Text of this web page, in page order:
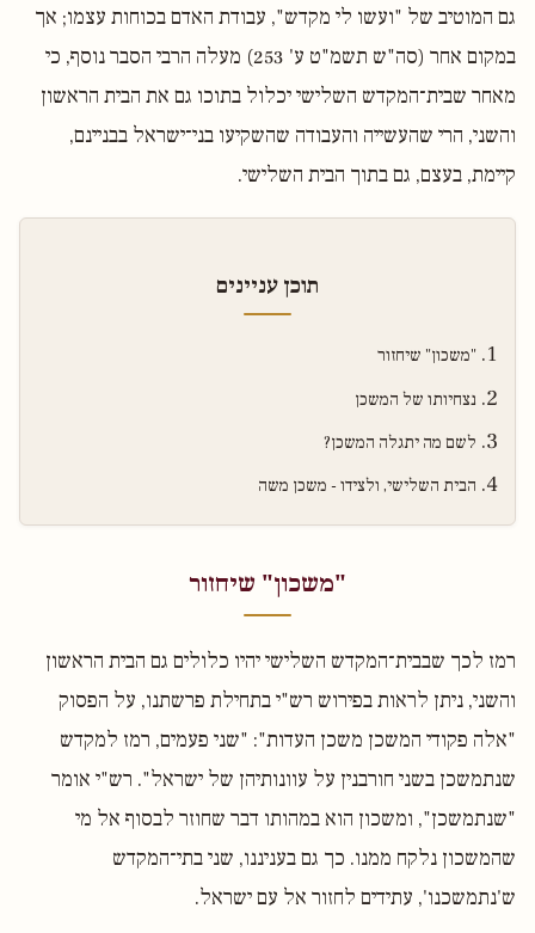
גם המוטיב של "ועשו לי מקדש", עבודת האדם בכוחות עצמו; אך
במקום אחר (סה"ש תשמ"ט ע' 253) מעלה הרבי הסבר נוסף, כי
מאחר שבית־המקדש השלישי יכלול בתוכו גם את הבית הראשון
והשני, הרי שהעשייה והעבודה שהשקיעו בני־ישראל בבניינם,
קיימת, בעצם, גם בתוך הבית השלישי.
תוכן עניינים
"משכון" שיחזור
נצחיותו של המשכן
לשם מה יתגלה המשכן?
הבית השלישי, ולצידו - משכן משה
"משכון" שיחזור
רמז לכך שבבית־המקדש השלישי יהיו כלולים גם הבית הראשון
והשני, ניתן לראות בפירוש רש"י בתחילת פרשתנו, על הפסוק
"אלה פקודי המשכן משכן העדות": "שני פעמים, רמז למקדש
שנתמשכן בשני חורבנין על עוונותיהן של ישראל". רש"י אומר
"שנתמשכן", ומשכון הוא במהותו דבר שחוזר לבסוף אל מי
שהמשכון נלקח ממנו. כך גם בעניננו, שני בתי־המקדש
ש'נתמשכנו', עתידים לחזור אל עם ישראל.